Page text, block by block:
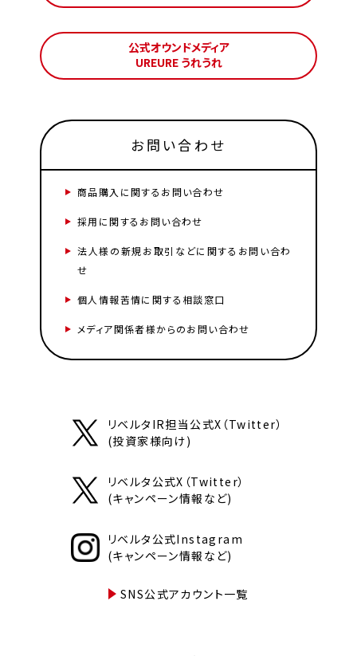
公式オウンドメディア
UREURE うれうれ
お問い合わせ
商品購入に関するお問い合わせ
採用に関するお問い合わせ
法人様の新規お取引などに関するお問い合わ
せ
個人情報苦情に関する相談窓口
メディア関係者様からのお問い合わせ
リベルタIR担当公式X（Twitter）
(投資家様向け)
リベルタ公式X（Twitter）
(キャンペーン情報など)
リベルタ公式Instagram
(キャンペーン情報など)
SNS公式アカウント一覧